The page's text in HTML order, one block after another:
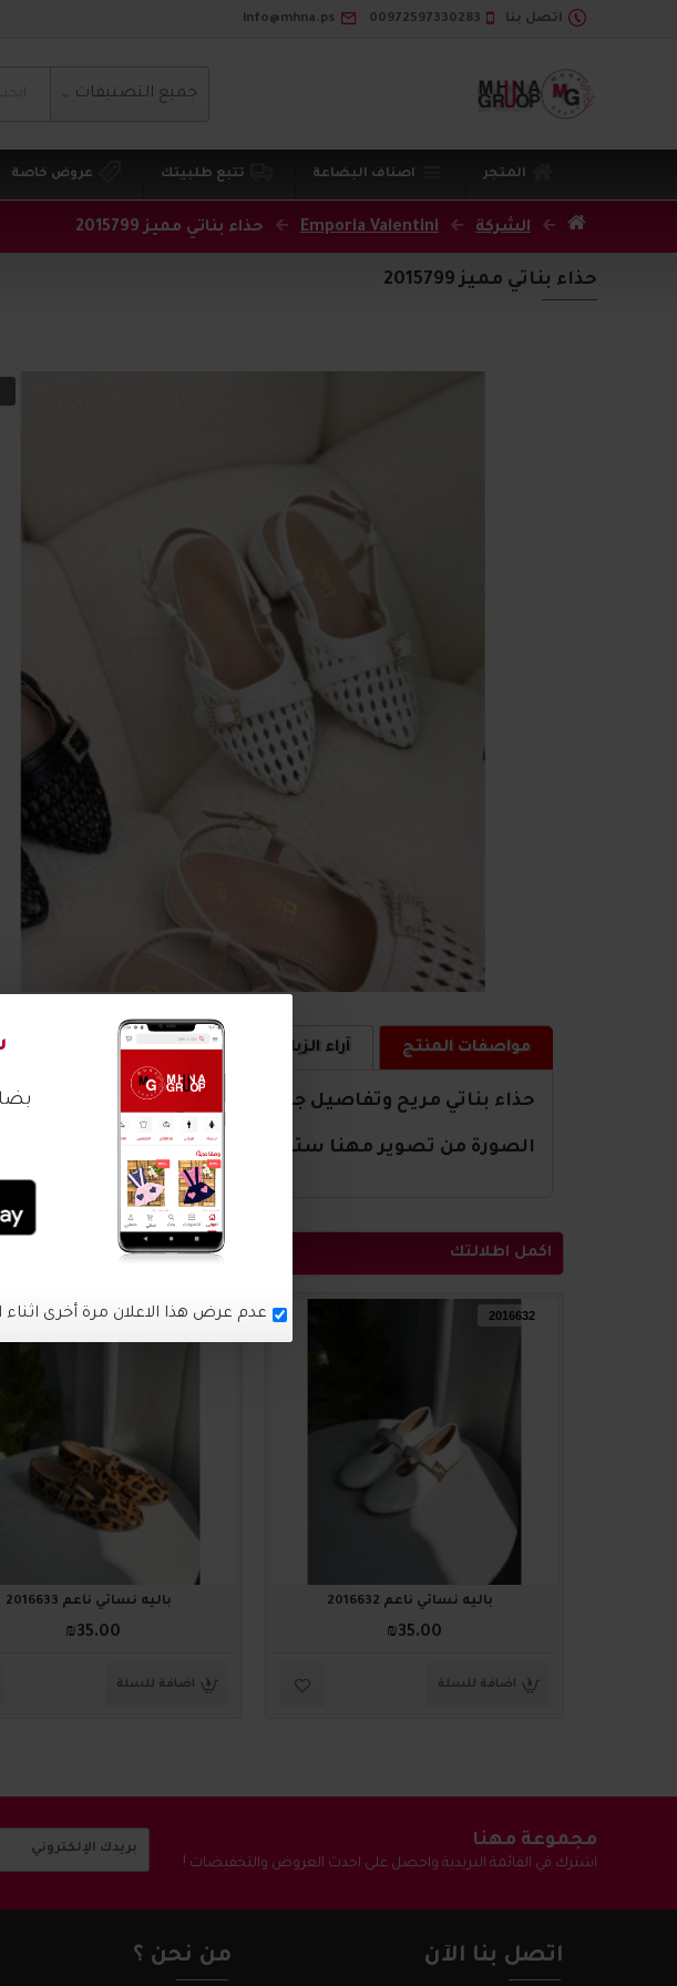
اتصل بنا 00972597330283
info@mhna.ps
جميع التصنيفات
المتجر اصناف البضاعة تتبع طلبيتك عروض خاصة
الشركة Emporia Valentini حذاء بناتي مميز 2015799
حذاء بناتي مميز 2015799
مواصفات المنتج آراء الزبائن كيف اشتري ؟
حذاء بناتي مريح وتفاصيل جميلة
الصورة من تصوير مهنا ستور
اكمل اطلالتك
2016632
باليه نسائي ناعم 2016632
₪35.00
اضافة للسلة
2016633
باليه نسائي ناعم 2016633
₪35.00
اضافة للسلة
مجموعة مهنا
اشترك في القائمة البريدية واحصل على احدث العروض والتخفيضات !
اتصل بنا الآن من نحن ؟